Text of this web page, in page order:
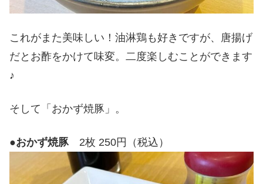
これがまた美味しい！油淋鶏も好きですが、唐揚げ
だとお酢をかけて味変。二度楽しむことができます
♪
そして「おかず焼豚」。
●おかず焼豚2枚 250円（税込）